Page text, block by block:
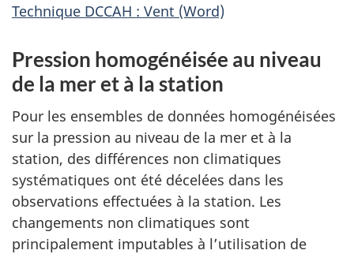
Technique DCCAH : Vent (Word)
Pression homogénéisée au niveau
de la mer et à la station
Pour les ensembles de données homogénéisées
sur la pression au niveau de la mer et à la
station, des différences non climatiques
systématiques ont été décelées dans les
observations effectuées à la station. Les
changements non climatiques sont
principalement imputables à l’utilisation de